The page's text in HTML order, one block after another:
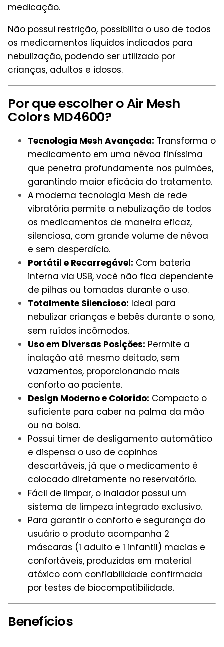
medicação.
Não possui restrição, possibilita o uso de todos
os medicamentos líquidos indicados para
nebulização, podendo ser utilizado por
crianças, adultos e idosos.
Por que escolher o Air Mesh
Colors MD4600?
Tecnologia Mesh Avançada: Transforma o
medicamento em uma névoa finíssima
que penetra profundamente nos pulmões,
garantindo maior eficácia do tratamento.
A moderna tecnologia Mesh de rede
vibratória permite a nebulização de todos
os medicamentos de maneira eficaz,
silenciosa, com grande volume de névoa
e sem desperdício.
Portátil e Recarregável: Com bateria
interna via USB, você não fica dependente
de pilhas ou tomadas durante o uso.
Totalmente Silencioso: Ideal para
nebulizar crianças e bebês durante o sono,
sem ruídos incômodos.
Uso em Diversas Posições: Permite a
inalação até mesmo deitado, sem
vazamentos, proporcionando mais
conforto ao paciente.
Design Moderno e Colorido: Compacto o
suficiente para caber na palma da mão
ou na bolsa.
Possui timer de desligamento automático
e dispensa o uso de copinhos
descartáveis, já que o medicamento é
colocado diretamente no reservatório.
Fácil de limpar, o inalador possui um
sistema de limpeza integrado exclusivo.
Para garantir o conforto e segurança do
usuário o produto acompanha 2
máscaras (1 adulto e 1 infantil) macias e
confortáveis, produzidas em material
atóxico com confiabilidade confirmada
por testes de biocompatibilidade.
Benefícios